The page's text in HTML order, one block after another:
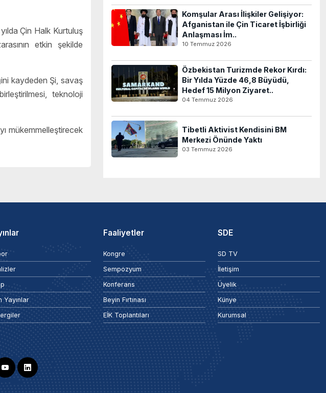
Çin Halk Kurtuluş
etkin şekilde
kaydeden Şi, savaş
teknoloji
mükemmelleştirecek
Komşular Arası İlişkiler Gelişiyor:
Afganistan ile Çin Ticaret İşbirliği
Anlaşması İm..
10 Temmuz 2026
Özbekistan Turizmde Rekor Kırdı:
Bir Yılda Yüzde 46,8 Büyüdü,
Hedef 15 Milyon Ziyaret..
04 Temmuz 2026
Tibetli Aktivist Kendisini BM
Merkezi Önünde Yaktı
03 Temmuz 2026
Yayınlar
Faaliyetler
Kongre
Sempozyum
Konferans
Beyin Fırtınası
EİK Toplantıları
SDE
SD TV
İletişim
Üyelik
Künye
Kurumsal